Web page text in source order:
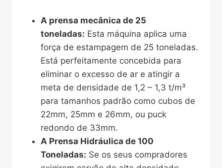
A prensa mecânica de 25
toneladas: Esta máquina aplica uma
força de estampagem de 25 toneladas.
Está perfeitamente concebida para
eliminar o excesso de ar e atingir a
meta de densidade de 1,2 – 1,3 t/m³
para tamanhos padrão como cubos de
22mm, 25mm e 26mm, ou puck
redondo de 33mm.
A Prensa Hidráulica de 100
Toneladas: Se os seus compradores